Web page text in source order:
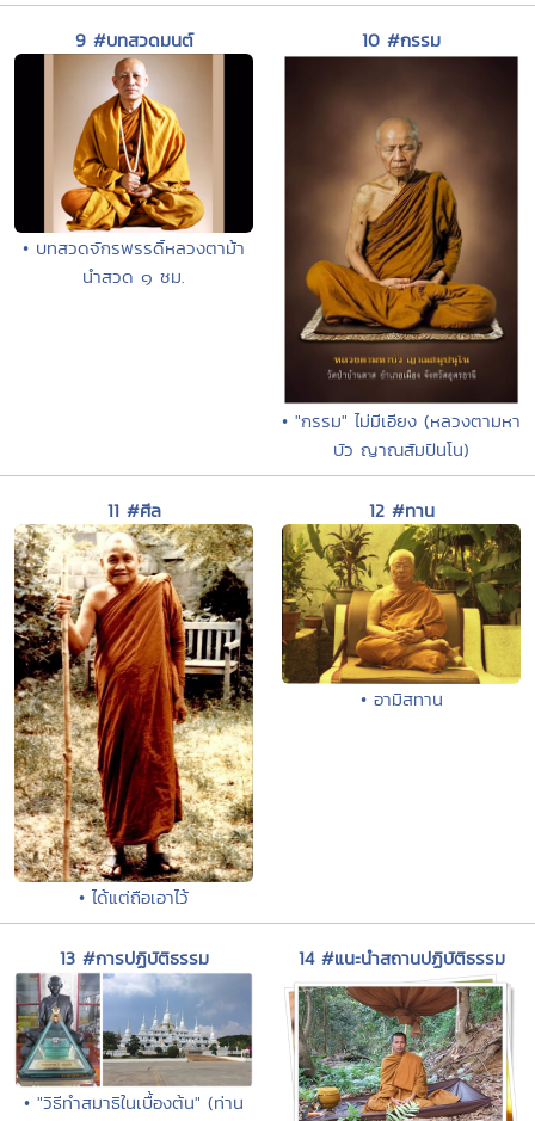
9 #บทสวดมนต์
• บทสวดจักรพรรดิ์หลวงตาม้า
นำสวด ๑ ชม.
10 #กรรม
• "กรรม" ไม่มีเอียง (หลวงตามหา
บัว ญาณสัมปันโน)
11 #ศีล
• ได้แต่ถือเอาไว้
12 #ทาน
• อามิสทาน
13 #การปฏิบัติธรรม
• "วิธีทำสมาธิในเบื้องต้น" (ท่าน
14 #แนะนำสถานปฏิบัติธรรม